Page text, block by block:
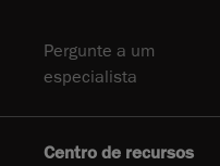
Pergunte a um
especialista
Centro de recursos